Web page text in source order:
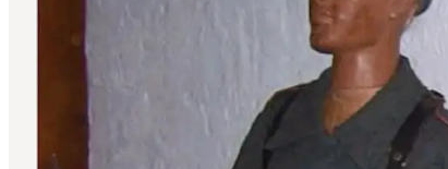
Dove dormire
Pianifica il viaggio